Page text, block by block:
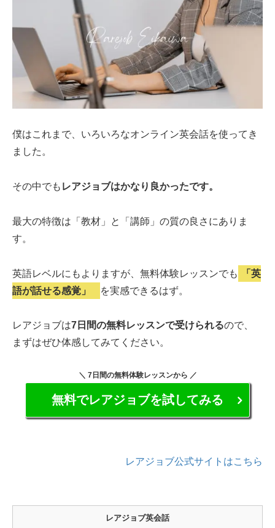
僕はこれまで、いろいろなオンライン英会話を使ってき
ました。
その中でも レアジョブはかなり良かったです。
最大の特徴は「教材」と「講師」の質の良さにありま
す。
英語レベルにもよりますが、無料体験レッスンでも
「英
語が話せる感覚」
を実感できるはず。
レアジョブは7日間の無料レッスンで受けられるので、
まずはぜひ体感してみてください。
＼ 7日間の無料体験レッスンから ／
無料でレアジョブを試してみる
レアジョブ公式サイトはこちら
レアジョブ英会話